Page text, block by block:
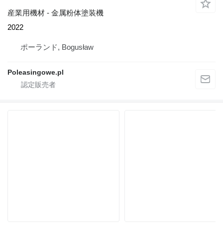
産業用機材 - 金属粉体塗装機
2022
ポーランド, Bogusław
Poleasingowe.pl